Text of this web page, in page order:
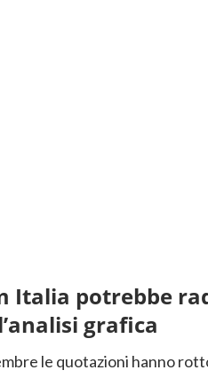
Italia potrebbe
grafica
le quotazioni hanno